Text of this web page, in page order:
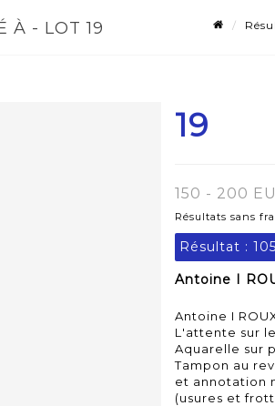
À - LOT 19
19
150 - 200
Résultats sans
Résultat :
Antoine I
Antoine I
L'attente sur
Aquarelle sur
Tampon au
et annotation
(usures et